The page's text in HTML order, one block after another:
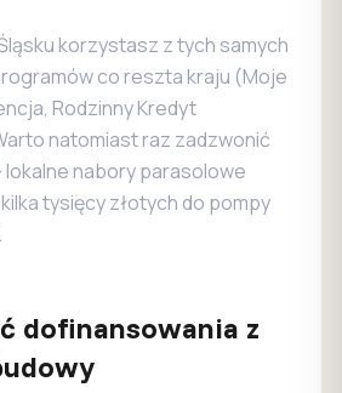
korzystasz z tych samych
co reszta kraju (Moje
Rodzinny Kredyt
natomiast raz zadzwonić
lokalne nabory parasolowe
tysięcy złotych do pompy
dofinansowania z